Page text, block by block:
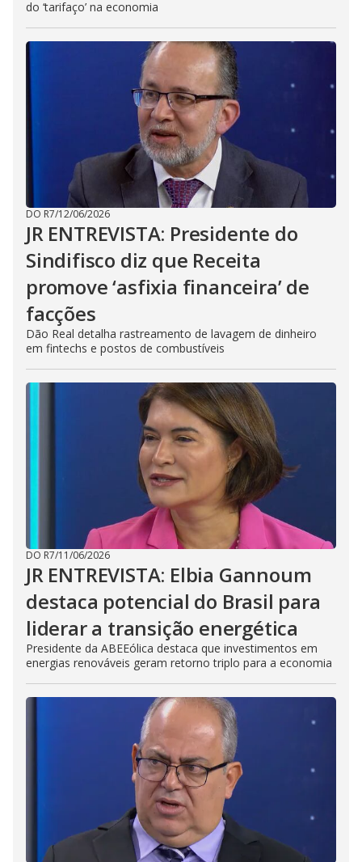
do ‘tarifaço’ na economia
DO R7/12/06/2026
JR ENTREVISTA: Presidente do
Sindifisco diz que Receita
promove ‘asfixia financeira’ de
facções
Dão Real detalha rastreamento de lavagem de dinheiro
em fintechs e postos de combustíveis
DO R7/11/06/2026
JR ENTREVISTA: Elbia Gannoum
destaca potencial do Brasil para
liderar a transição energética
Presidente da ABEEólica destaca que investimentos em
energias renováveis geram retorno triplo para a economia